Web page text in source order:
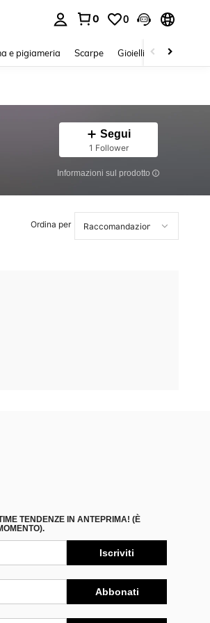
0 0
e pigiameria Scarpe Gioielli E Accessori
Segui
1 Follower
Informazioni sul prodotto
Ordina per
TENDENZE IN ANTEPRIMA! (È
Iscriviti
Abbonati